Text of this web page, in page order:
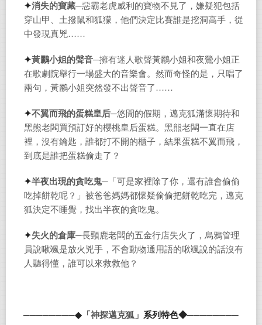
✦消失的寶藏─惡霸老虎威利的寶物不見了，嫌疑犯包括
穿山甲、土撥鼠和狐獴，他們決定比賽誰是挖洞高手，從
中發現真兇……
✦黃鸝小姐的聲音─擁有迷人歌聲黃鸝小姐和夜鶯小姐正
在歌劇院舉行一場盛大的音樂會。然而奇怪的是，只唱了
兩句，黃鸝小姐突然發不出聲音了……
✦不翼而飛的蛋糕皇后─悠閒的假期，邁克狐滿懷期待和
黑熊老闆買預訂好的櫻桃皇后蛋糕。黑熊老闆一直在店
裡，沒有鑰匙，誰都打不開的櫃子，結果蛋糕不翼而飛，
到底是誰把蛋糕偷走了？
✦半夜出現的貪吃鬼─ 「可是家裡除了你，還有誰會偷偷
吃掉餅乾呢？」被爸爸媽媽都懷疑偷偷把餅乾吃完，邁克
狐決定不睡覺，找出半夜的貪吃鬼。
✦失火的倉庫─長頸鹿老闆的五金行店失火了，烏鴉管理
員說啾颯是放火兇手，不會動物通用語的啾颯說的話沒有
人聽得懂，誰可以來救救他？
────────◆ 「 神探邁克狐」 系列特色◆────────